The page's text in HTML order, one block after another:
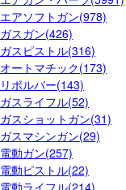
エアソフトガン(978)
ガスガン(426)
ガスピストル(316)
オートマチック(173)
リボルバー(143)
ガスライフル(52)
ガスショットガン(31)
ガスマシンガン(29)
電動ガン(257)
電動ピストル(22)